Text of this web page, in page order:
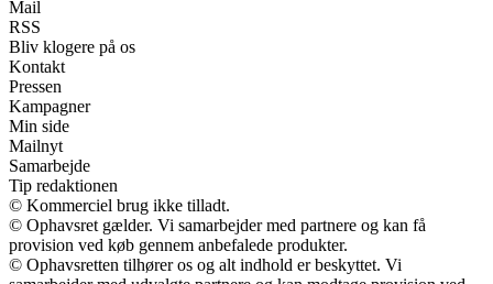
Mail
RSS
Bliv klogere på os
Kontakt
Pressen
Kampagner
Min side
Mailnyt
Samarbejde
Tip redaktionen
© Kommerciel brug ikke tilladt.
© Ophavsret gælder. Vi samarbejder med partnere og kan få
provision ved køb gennem anbefalede produkter.
© Ophavsretten tilhører os og alt indhold er beskyttet. Vi